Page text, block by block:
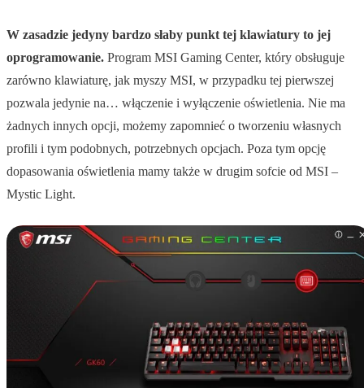
W zasadzie jedyny bardzo słaby punkt tej klawiatury to jej
oprogramowanie. Program MSI Gaming Center, który obsługuje
zarówno klawiaturę, jak myszy MSI, w przypadku tej pierwszej
pozwala jedynie na… włączenie i wyłączenie oświetlenia. Nie ma
żadnych innych opcji, możemy zapomnieć o tworzeniu własnych
profili i tym podobnych, potrzebnych opcjach. Poza tym opcję
dopasowania oświetlenia mamy także w drugim sofcie od MSI –
Mystic Light.